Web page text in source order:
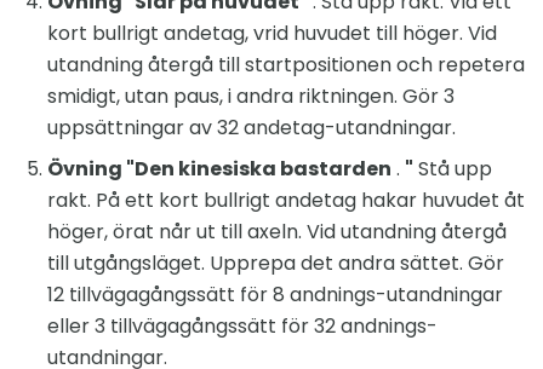
kort bullrigt andetag, vrid huvudet till höger. Vid
utandning återgå till startpositionen och repetera
smidigt, utan paus, i andra riktningen. Gör 3
uppsättningar av 32 andetag-utandningar.
Övning "Den kinesiska bastarden . " Stå upp
rakt. På ett kort bullrigt andetag hakar huvudet åt
höger, örat når ut till axeln. Vid utandning återgå
till utgångsläget. Upprepa det andra sättet. Gör
12 tillvägagångssätt för 8 andnings-utandningar
eller 3 tillvägagångssätt för 32 andnings-
utandningar.